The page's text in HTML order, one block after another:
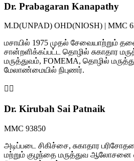
Dr. Prabagaran Kanapathy
M.D(UNPAD) OHD(NIOSH) | MMC
மசாயில் 1975 முதல் சேவையாற்றும்
சான்றளிக்கப்பட்ட தொழில் சுகாதார
மருத்துவம், FOMEMA, தொழில்
மேலாண்மையில் நிபுணர்.
👩‍⚕️
Dr. Kirubah Sai Patnaik
MMC 93850
அடிப்படை சிகிச்சை, சுகாதார
மற்றும் குழந்தை மருத்துவ ஆலோசனை